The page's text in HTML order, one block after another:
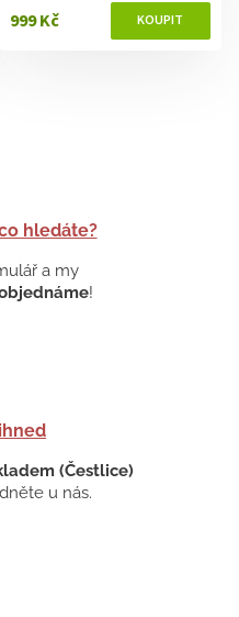
hledáte?
a my
!
(Čestlice)
u nás.
999 Kč